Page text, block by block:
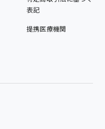
表記
提携医療機関